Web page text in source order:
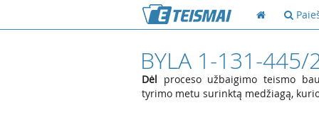
BYLA 1-131-445/
Dėl proceso užbaigimo teismo
tyrimo metu surinktą medžiagą,